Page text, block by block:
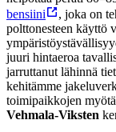
bensiini
, joka on
polttonesteen käyttö
juuri hintaeroa
jarruttanut lähinnä
kehitämme
toimipaikkojen
Vehmala-Viksten